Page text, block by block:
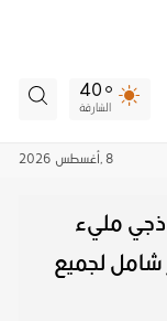
40
الشارقة
8 , أغسطس 2026
مليء
شامل لجميع